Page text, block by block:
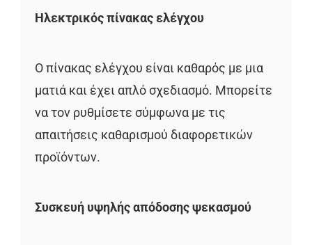
Ηλεκτρικός πίνακας ελέγχου
Ο πίνακας ελέγχου είναι καθαρός με μια
ματιά και έχει απλό σχεδιασμό. Μπορείτε
να τον ρυθμίσετε σύμφωνα με τις
απαιτήσεις καθαρισμού διαφορετικών
προϊόντων.
Συσκευή υψηλής απόδοσης ψεκασμού